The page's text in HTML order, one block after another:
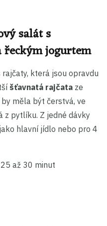
salát s
jogurtem
která jsou opravdu
šťavnatá rajčata ze
měla být čerstvá, ve
z pytlíku. Z jedné dávky
jako hlavní jídlo nebo pro 4
25 až 30 minut